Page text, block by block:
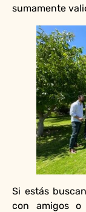
sumamente
Si estás
con amigos